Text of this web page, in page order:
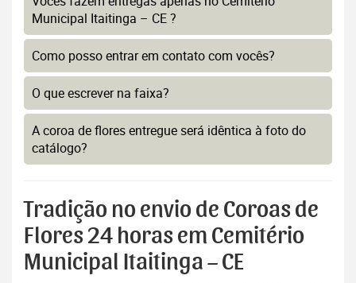
Municipal Itaitinga – CE ?
Como posso entrar em contato com vocês?
O que escrever na faixa?
A coroa de flores entregue será idêntica à foto do
catálogo?
Tradição no envio de Coroas de
Flores 24 horas em Cemitério
Municipal Itaitinga – CE